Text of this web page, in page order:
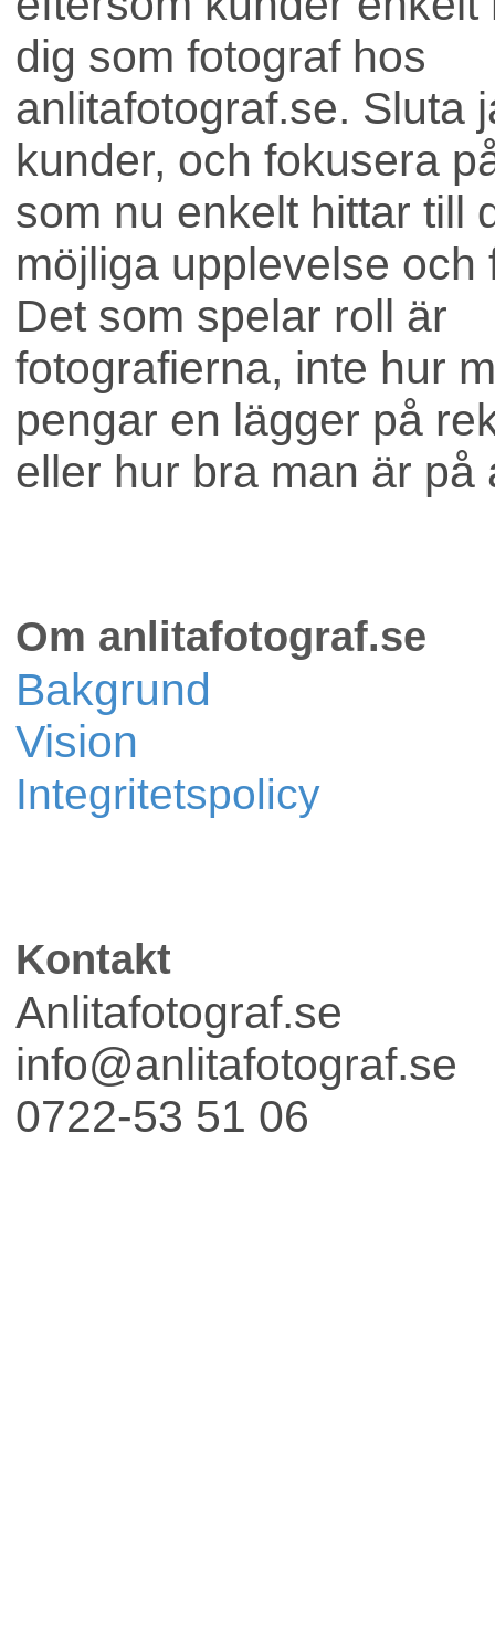
Bostad
Fest
dig som fotograf hos
anlitafotograf.se. Sluta
kunder, och fokusera
som nu enkelt hittar till
möjliga upplevelse och
Det som spelar roll är
fotografierna, inte hur
pengar en lägger på
eller hur bra man är på
Om anlitafotograf.se
Bakgrund
Vision
Integritetspolicy
Kontakt
Anlitafotograf.se
info@anlitafotograf.se
0722-53 51 06